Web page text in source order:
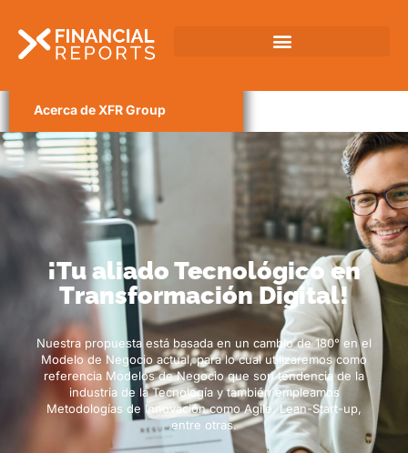
Acerca de XFR Group
¡Tu aliado Tecnológico en
Transformación Digital!
Nuestra propuesta está basada en un cambio de 180° en el
Modelo de Negocio actual, para lo cual utilizaremos como
referencia Modelos de Negocio que son tendencia de la
industria de la Tecnología y también empleamos
Metodologías de Innovación como Agile, Lean-Start-up,
entre otras.